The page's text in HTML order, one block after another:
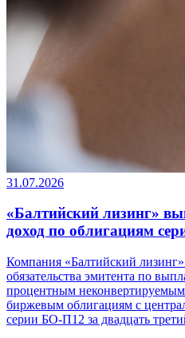
31.07.2026
«Балтийский лизинг»
доход по облигациям
Компания «Балтийский
обязательства эмитента по
процентным
биржевым облигациям с
серии БО-П12 за двадцать